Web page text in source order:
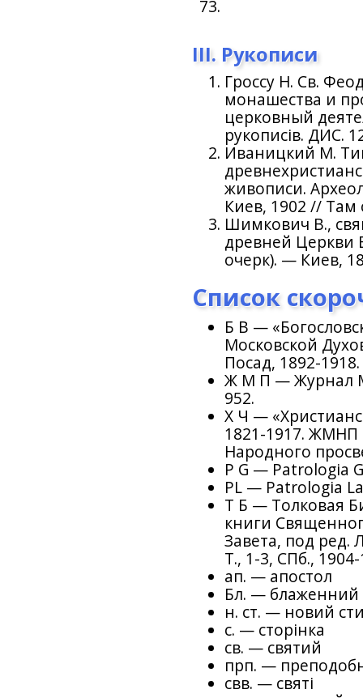
III. Рукописи
Гроссу Н. Св.
монашества и
церковный
рукописів. ДИС.
Иваницкий М.
живописи.
Киев, 1902 // Там
Шимкович В.,
древней Церкви
очерк). — Киев,
Список
Б В —
Московской
Посад, 1892-1918.
Ж М П — Журнал
952.
X Ч —
1821-1917.
Народного
Р G — Patrologia
PL — Patrologia
T Б — Толковая
книги
Завета, под ред.
Т., 1-3, СПб.,
ап. — апостол
Бл. — блаженний
н. ст. — новий
с. — сторінка
св. — святий
прп. —
свв. — святі